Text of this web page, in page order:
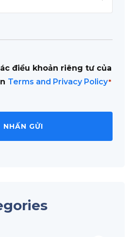
điều khoản riêng tư của
Terms and Privacy Policy*